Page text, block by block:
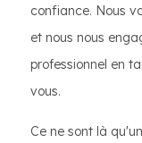
confiance. Nous
et nous nous
professionnel en
vous.
Ce ne sont là